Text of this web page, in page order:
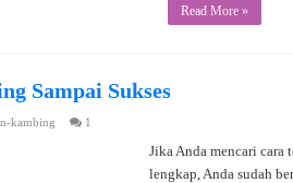
Read More »
Sampai Sukses
kambing 1
Jika Anda mencari
lengkap, Anda sudah